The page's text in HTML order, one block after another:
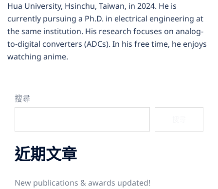
Hua University, Hsinchu, Taiwan, in 2024. He is
currently pursuing a Ph.D. in electrical engineering at
the same institution. His research focuses on analog-
to-digital converters (ADCs). In his free time, he enjoys
watching anime.
搜尋
近期文章
New publications & awards updated!